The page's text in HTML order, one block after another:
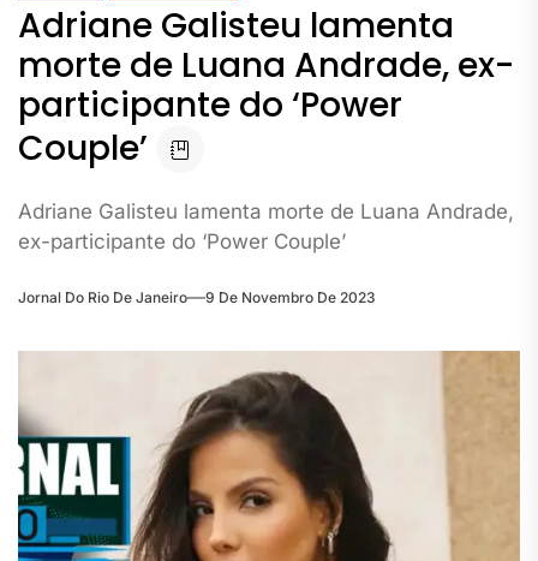
Adriane Galisteu lamenta
morte de Luana Andrade, ex-
participante do ‘Power
Couple’
Adriane Galisteu lamenta morte de Luana Andrade,
ex-participante do ‘Power Couple’
Jornal Do Rio De Janeiro 9 De Novembro De 2023